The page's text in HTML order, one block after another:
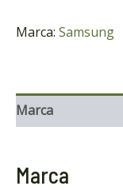
Marca: Samsung
Marca
Marca